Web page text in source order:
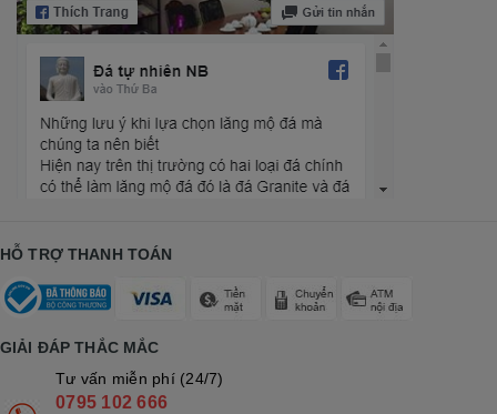
HỖ TRỢ THANH TOÁN
GIẢI ĐÁP THẮC MẮC
Tư vấn miễn phí (24/7)
0795 102 666